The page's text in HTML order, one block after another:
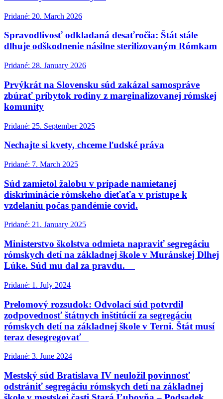
Pridané: 20. March 2026
Spravodlivosť odkladaná desaťročia: Štát stále
dlhuje odškodnenie násilne sterilizovaným Rómkam
Pridané: 28. January 2026
Prvýkrát na Slovensku súd zakázal samospráve
zbúrať príbytok rodiny z marginalizovanej rómskej
komunity
Pridané: 25. September 2025
Nechajte si kvety, chceme ľudské práva
Pridané: 7. March 2025
Súd zamietol žalobu v prípade namietanej
diskriminácie rómskeho dieťaťa v prístupe k
vzdelaniu počas pandémie covid.
Pridané: 21. January 2025
Ministerstvo školstva odmieta napraviť segregáciu
rómskych detí na základnej škole v Muránskej Dlhej
Lúke. Súd mu dal za pravdu.
Pridané: 1. July 2024
Prelomový rozsudok: Odvolací súd potvrdil
zodpovednosť štátnych inštitúcií za segregáciu
rómskych detí na základnej škole v Terni. Štát musí
teraz desegregovať
Pridané: 3. June 2024
Mestský súd Bratislava IV neuložil povinnosť
odstrániť segregáciu rómskych detí na základnej